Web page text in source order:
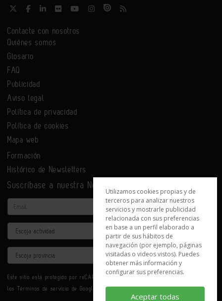
Contacte con nosotros
Quiénes somos
Glosario
FAQ
Publicidad
Aviso legal
Política de privacidad
Política de cookies
Mapa web
Formación
Histórico de Newsletters
Suscríbase a nuestra Newsletter
Email
Actividad
Provincia
Este sitio está protegido por reCAPTCHA y se aplican la
los Términos de servicio de Google.
Utilizamos cookies propias y de
terceros para analizar nuestros
servicios y mostrarle publicidad
relacionada con sus preferencias
en base a un perfil elaborado a
partir de sus hábitos de
navegación (por ejemplo, páginas
visitadas o videos vistos). Puedes
obtener más información y
configurar sus preferencias.
Aceptar todas